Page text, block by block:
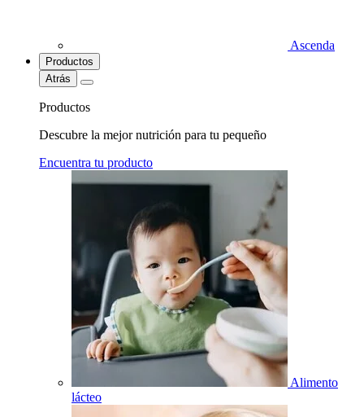
Ascenda
Productos
Atrás
Productos
Descubre la mejor nutrición para tu pequeño
Encuentra tu producto
Alimento
lácteo